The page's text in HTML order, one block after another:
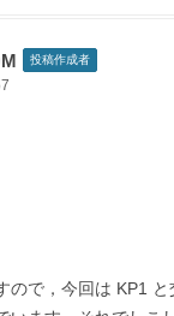
投稿作成者
ので，今回は KP1